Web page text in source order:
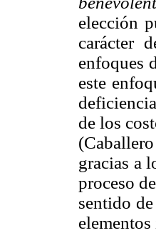
elección
carácter
enfoques
este
de los
gracias a
proceso
sentido